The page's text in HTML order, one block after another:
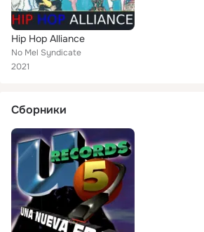
Hip Hop Alliance
No Mel Syndicate
2021
Сборники